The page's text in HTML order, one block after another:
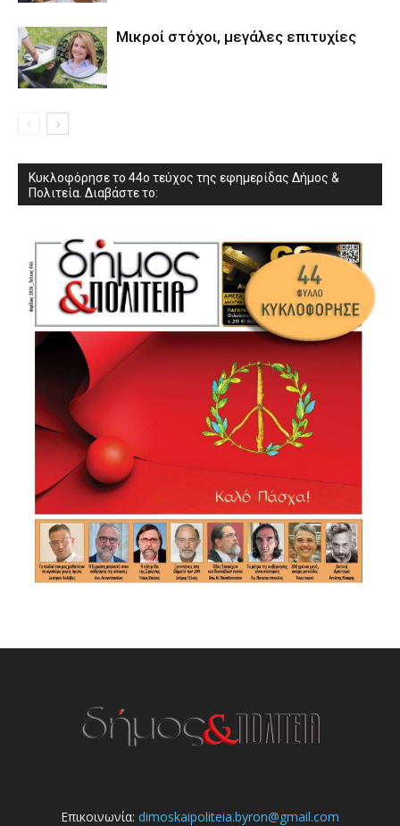
Μικροί στόχοι, μεγάλες επιτυχίες
Κυκλοφόρησε το 44ο τεύχος της εφημερίδας Δήμος &
Πολιτεία. Διαβάστε το:
Επικοινωνία: dimoskaipoliteia.byron@gmail.com